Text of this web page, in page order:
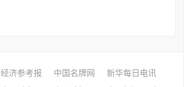
经济参考报 中国名牌网
新华每日电讯